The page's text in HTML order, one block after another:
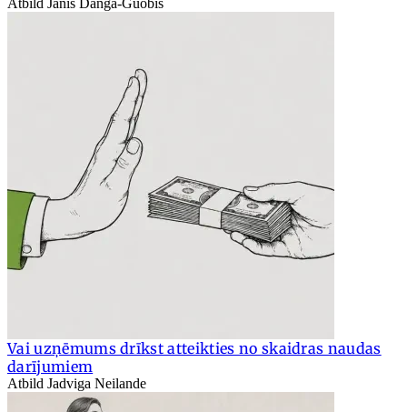
Vai uzņēmums drīkst atteikties no skaidras naudas
darījumiem
Atbild Jadviga Neilande